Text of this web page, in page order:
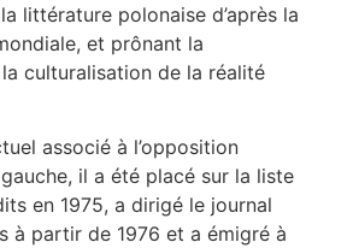
littérature polonaise d’après la
et prônant la
culturalisation de la réalité
associé à l’opposition
il a été placé sur la liste
en 1975, a dirigé le journal
à partir de 1976 et a émigré à